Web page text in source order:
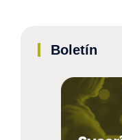
Boletín